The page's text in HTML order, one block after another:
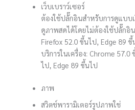
เว็บเบราว์เซอร์
ต้องใช้ปลั๊กอินสำหรับการดูแบบเ
ดูภาพสดได้โดยไม่ต้องใช้ปลั๊กอิ
Firefox 52.0 ขึ้นไป, Edge 89 ขึ้
บริการในเครื่อง: Chrome
ไป, Edge 89 ขึ้นไป
ภาพ
สวิตช์พารามิเตอร์รูปภาพใช่